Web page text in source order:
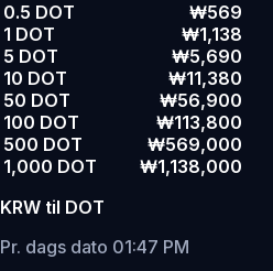
0.5 DOT
₩569
1 DOT
₩1,138
5 DOT
₩5,690
10 DOT
₩11,380
50 DOT
₩56,900
100 DOT
₩113,800
500 DOT
₩569,000
1,000 DOT
₩1,138,000
KRW til DOT
Pr. dags dato 01:47 PM